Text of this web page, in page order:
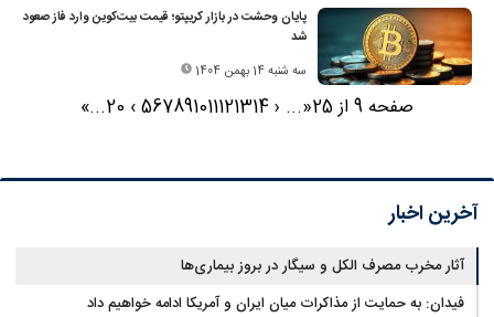
پایان وحشت در بازار کریپتو؛ قیمت بیت‌کوین وارد فاز صعود
شد
سه شنبه 14 بهمن 1404
صفحه 9 از 25 «
...
‹
567891011121314
›
20
...
»
آخرین اخبار
آثار مخرب مصرف الکل و سیگار در بروز بیماری‌ها
فیدان: به حمایت از مذاکرات میان ایران و آمریکا ادامه خواهیم داد